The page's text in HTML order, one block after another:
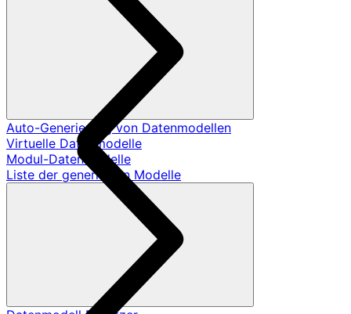
Auto-Generierung von Datenmodellen
Virtuelle Datenmodelle
Modul-Datenmodelle
Liste der generierten Modelle